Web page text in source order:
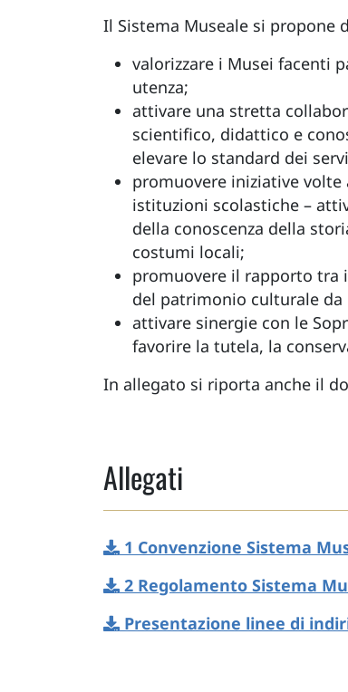
Il Sistema Museale si propone
valorizzare i Musei facenti
utenza;
attivare una stretta
scientifico, didattico e
elevare lo standard dei
promuovere iniziative
istituzioni scolastiche –
della conoscenza della
costumi locali;
promuovere il rapporto tra
del patrimonio culturale
attivare sinergie con le
favorire la tutela, la
In allegato si riporta anche il
Allegati
1 Convenzione Sistema
2 Regolamento Sistema
Presentazione linee di